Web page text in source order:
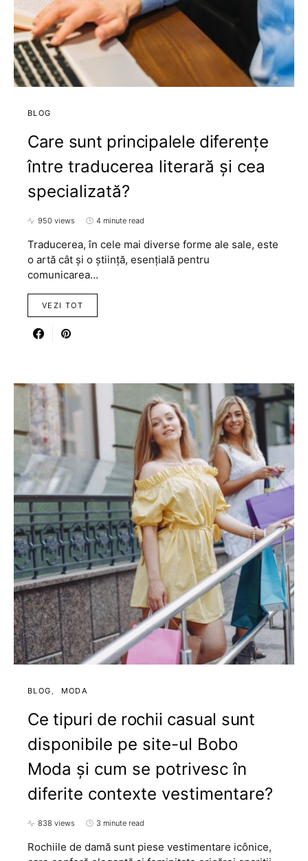
BLOG
Care sunt principalele diferențe
între traducerea literară și cea
specializată?
950 views 4 minute read
Traducerea, în cele mai diverse forme ale sale, este
o artă cât și o știință, esențială pentru
comunicarea…
VEZI TOT
BLOG MODA
Ce tipuri de rochii casual sunt
disponibile pe site-ul Bobo
Moda și cum se potrivesc în
diferite contexte vestimentare?
838 views 3 minute read
Rochiile de damă sunt piese vestimentare icônice,